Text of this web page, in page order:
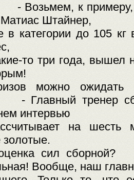
Возьмем, к примеру,
Штайнер,
в категории до 105 кг
то три года, вышел
можно ожидать
тренер
интервью
на шесть
оценка сил
Вообще, наш